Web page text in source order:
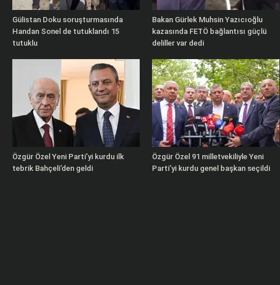
Gülistan Doku soruşturmasında
Handan Sonel de tutuklandı 15
tutuklu
Bakan Gürlek Muhsin Yazıcıoğlu
kazasında FETÖ bağlantısı güçlü
deliller var dedi
Özgür Özel Yeni Parti’yi kurdu ilk
tebrik Bahçeli’den geldi
Özgür Özel 91 milletvekiliyle Yeni
Parti’yi kurdu genel başkan seçildi